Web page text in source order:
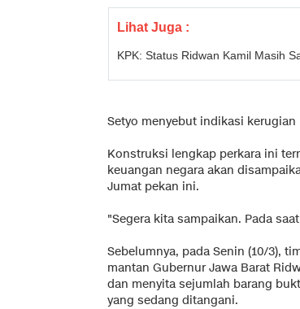
Lihat Juga :
KPK: Status Ridwan Kamil Masih
Setyo menyebut indikasi
Konstruksi lengkap perkara ini
keuangan negara akan
Jumat pekan ini.
"Segera kita sampaikan. Pada
Sebelumnya, pada Senin (10/3),
mantan Gubernur Jawa Barat
dan menyita sejumlah barang
yang sedang ditangani.